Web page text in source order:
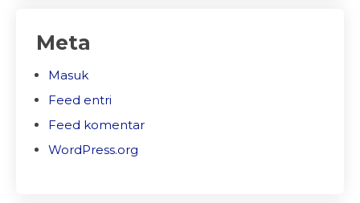
Meta
Masuk
Feed entri
Feed komentar
WordPress.org